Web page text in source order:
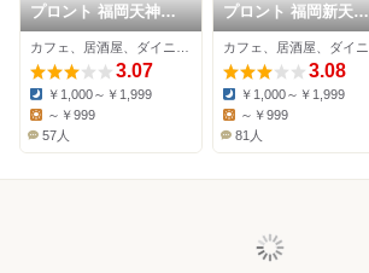
プロント 福岡天神木
村家ビル店
3.07
Dinner:
￥1,000～￥1,999
～￥999
57人
プロント 福岡新天町
店
3.08
Dinner:
￥1,000～￥1,999
～￥999
81人